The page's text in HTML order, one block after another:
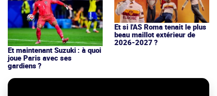
Et maintenant Suzuki : à quoi
joue Paris avec ses
gardiens ?
Et si l'AS Roma tenait le plus
beau maillot extérieur de
2026-2027 ?